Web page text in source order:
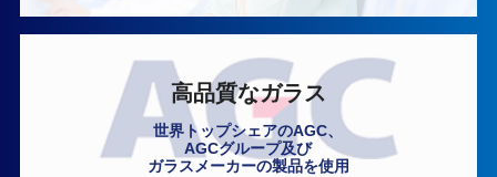
高品質なガラス
世界トップシェアのAGC、
AGCグループ及び
ガラスメーカーの製品を使用